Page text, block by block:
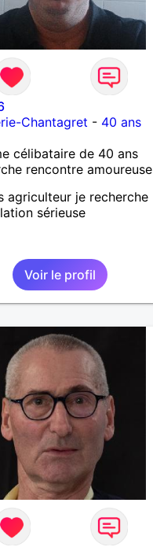
Chantagret - 40 ans
célibataire de 40 ans
rencontre amoureuse
agriculteur je recherche
sérieuse
Voir le profil